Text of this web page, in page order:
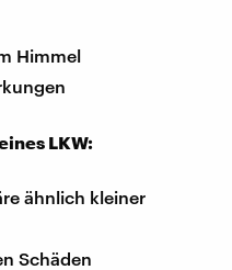
Himmel
LKW:
ähnlich kleiner
Schäden